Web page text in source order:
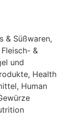
& Süßwaren,
Fleisch- &
und
, Health
, Human